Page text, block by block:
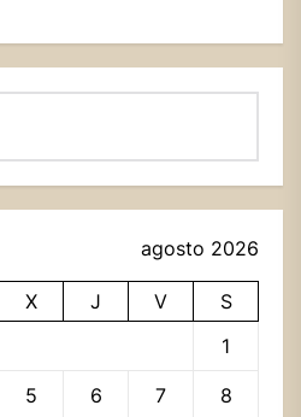
agosto 2026
X J V
S
1
5 6 7 8